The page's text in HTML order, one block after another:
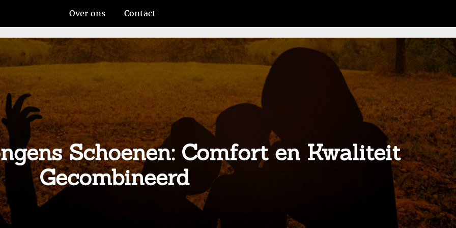
Over ons Contact
Schoenen: Comfort en Kwaliteit
Gecombineerd